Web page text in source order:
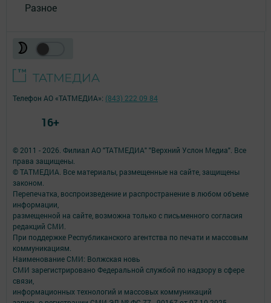
Разное
© 2011 - 2026. Филиал АО "ТАТМЕДИА" "Верхний Услон Медиа". Все
права защищены.
© ТАТМЕДИА. Все материалы, размещенные на сайте, защищены
законом.
Перепечатка, воспроизведение и распространение в любом объеме
информации,
размещенной на сайте, возможна только с письменного согласия
редакций СМИ.
При поддержке Республиканского агентства по печати и массовым
коммуникациям.
Наименование СМИ: Волжская новь
СМИ зарегистрировано Федеральной службой по надзору в сфере
связи,
информационных технологий и массовых коммуникаций
Телефон АО «ТАТМЕДИА»: (843) 222 09 84
16+